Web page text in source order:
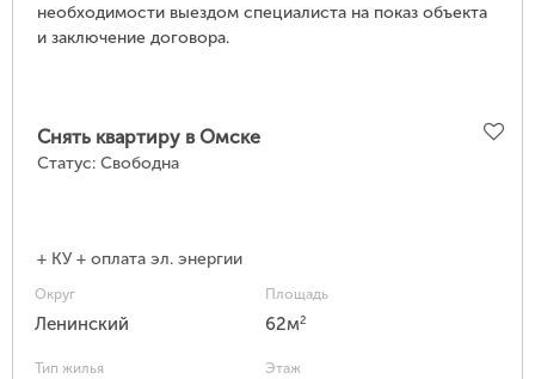
необходимости выездом специалиста на показ объекта
и заключение договора.
Снять квартиру в Омске
Статус: Свободна
+ КУ + оплата эл. энергии
Округ
Ленинский
Площадь
62м2
Тип жилья Этаж